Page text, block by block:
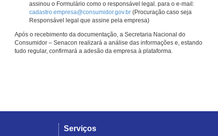
assinou o Formulário como o responsável legal. para o e-mail:
cadastro.empresa@consumidor.gov.br (Procuração caso seja
Responsável legal que assine pela empresa)
Após o recebimento da documentação, a Secretaria Nacional do
Consumidor – Senacon realizará a análise das informações e, estando
tudo regular, confirmará a adesão da empresa à plataforma.
Serviços